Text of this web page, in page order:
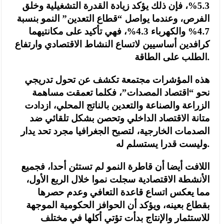
5.3%، فإن ذلك يؤكد زيادة القدرة التشغيلية وخلق
الفرص، وعندما يواصل “قطاع التعدين” النمو بنسبة
4.7% والكهرباء 4.3%، فهي تأكيد على مكانتيهما
كرافدين أساسيين لاتساع النشاط الاقتصادي وارتفاع
الطلب على الطاقة.
هذه المؤشرات مجتمعة تكشف عن تحول تدريجي
نحو “اقتصاد المصدات”، فكلما تعمقت مساهمة
الزراعة والصناعة والتعدين بالناتج المحلي، ازدادت
متانة الاقتصاد الداخلي وتحصن بشكل تلقائي ضد
الصدمات الخارجية، لتصبح الجغرافيا مجرد تحد يدار
وليست قدرا يستسلم له.
اللافت أيضا أن قاطرة النمو لم تستثن أحدا، فجميع
الأنشطة الاقتصادية سجلت نموا خلال الربع الأول،
مما يعكس اتساع قاعدة التعافي وعدم حصرها
بقطاع بعينه، ويؤكد أن الحوافز الحكومية الموجهة
للاستثمار والإنتاج بدأت تؤتي أكلها في مختلف